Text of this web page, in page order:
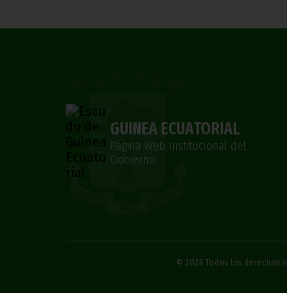
GUINEA ECUATORIAL
Página Web Institucional del
Gobierno
© 2026 Todos los derechos